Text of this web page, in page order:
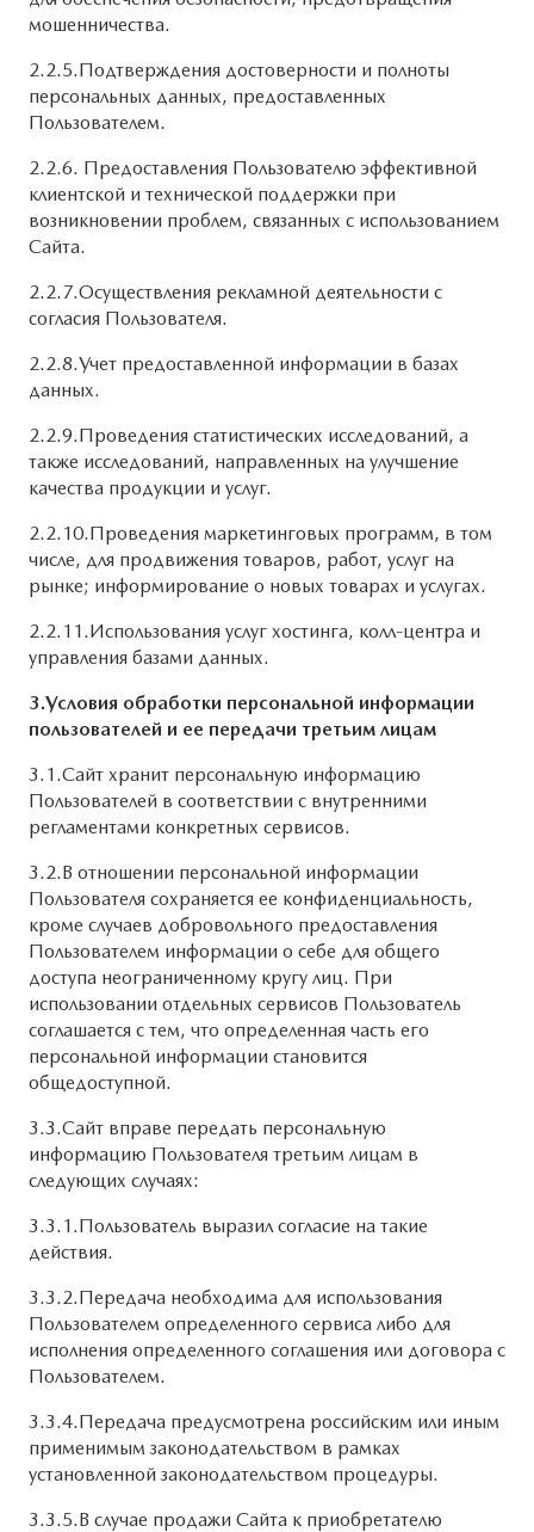
мошенничества.
2.2.5.Подтверждения достоверности и полноты
персональных данных, предоставленных
Пользователем.
2.2.6. Предоставления Пользователю эффективной
клиентской и технической поддержки при
возникновении проблем, связанных с использованием
Сайта.
2.2.7.Осуществления рекламной деятельности с
согласия Пользователя.
2.2.8.Учет предоставленной информации в базах
данных.
2.2.9.Проведения статистических исследований, а
также исследований, направленных на улучшение
качества продукции и услуг.
2.2.10.Проведения маркетинговых программ, в том
числе, для продвижения товаров, работ, услуг на
рынке; информирование о новых товарах и услугах.
2.2.11.Использования услуг хостинга, колл-центра и
управления базами данных.
3.Условия обработки персональной информации
пользователей и ее передачи третьим лицам
3.1.Сайт хранит персональную информацию
Пользователей в соответствии с внутренними
регламентами конкретных сервисов.
3.2.В отношении персональной информации
Пользователя сохраняется ее конфиденциальность,
кроме случаев добровольного предоставления
Пользователем информации о себе для общего
доступа неограниченному кругу лиц. При
использовании отдельных сервисов Пользователь
соглашается с тем, что определенная часть его
персональной информации становится
общедоступной.
3.3.Сайт вправе передать персональную
информацию Пользователя третьим лицам в
следующих случаях:
3.3.1.Пользователь выразил согласие на такие
действия.
3.3.2.Передача необходима для использования
Пользователем определенного сервиса либо для
исполнения определенного соглашения или договора с
Пользователем.
3.3.4.Передача предусмотрена российским или иным
применимым законодательством в рамках
установленной законодательством процедуры.
3.3.5.В случае продажи Сайта к приобретателю